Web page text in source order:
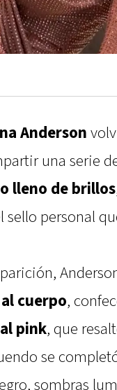
Anderson
una serie
lleno de brillos
sello personal
cuerpo,
pink, que
se
sombras